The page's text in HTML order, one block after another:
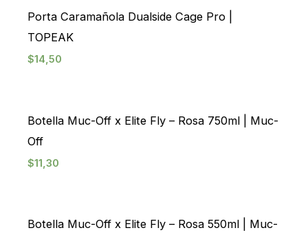
Porta Caramañola Dualside Cage Pro |
TOPEAK
$14,50
Botella Muc-Off x Elite Fly – Rosa 750ml | Muc-
Off
$11,30
Botella Muc-Off x Elite Fly – Rosa 550ml | Muc-